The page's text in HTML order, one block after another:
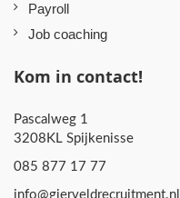
Payroll
Job coaching
Kom in contact!
Pascalweg 1
3208KL Spijkenisse
085 877 17 77
info@gierveldrecruitment.nl